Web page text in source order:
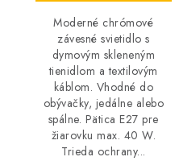
Moderné chrómové
závesné svietidlo s
dymovým skleneným
tienidlom a textilovým
káblom. Vhodné do
obývačky, jedálne alebo
spálne. Pätica E27 pre
žiarovku max. 40 W.
Trieda ochrany...